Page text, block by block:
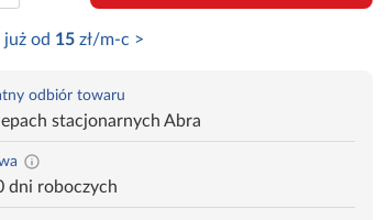
już od 15zł/m-c >
odbiór towaru
stacjonarnych Abra
dni roboczych